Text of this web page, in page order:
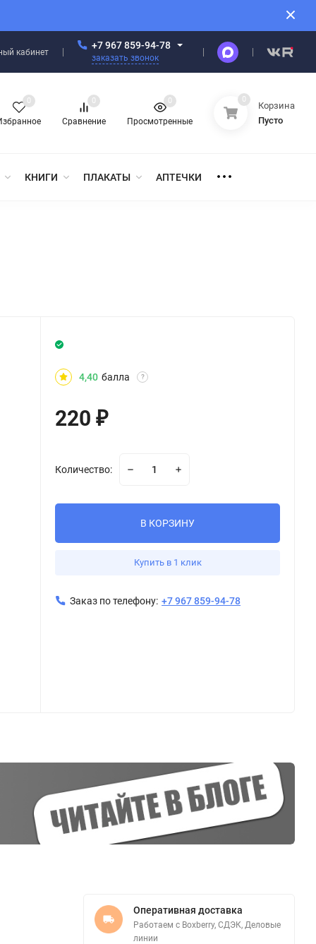
кабинет
+7 967 859-94-78
заказать звонок
0
Сравнение
0
Просмотренные
0 0
Корзина
Пусто
КНИГИ ПЛАКАТЫ АПТЕЧКИ
4,40 балла ?
220₽
Количество:
В КОРЗИНУ
Купить в 1 клик
Заказ по телефону: +7 967 859-94-78
Оперативная доставка
Работаем с Boxberry, СДЭК, Деловые
линии